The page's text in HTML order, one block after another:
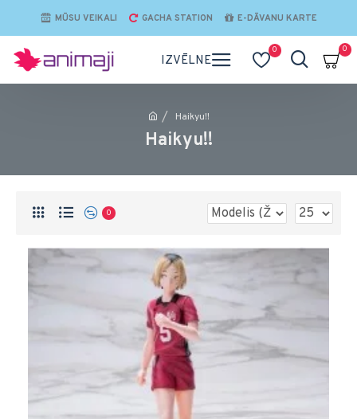
MŪSU VEIKALI GACHA STATION E-DĀVANU KARTE
0 0
Haikyu!!
Haikyu!!
0